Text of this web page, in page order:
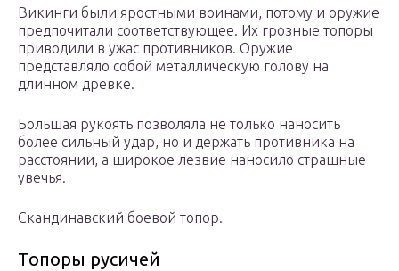
Викинги были яростными воинами, потому и оружие
предпочитали соответствующее. Их грозные топоры
приводили в ужас противников. Оружие
представляло собой металлическую голову на
длинном древке.
Большая рукоять позволяла не только наносить
более сильный удар, но и держать противника на
расстоянии, а широкое лезвие наносило страшные
увечья.
Скандинавский боевой топор.
Топоры русичей